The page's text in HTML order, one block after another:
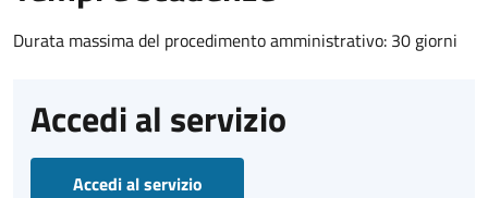
Durata massima del procedimento amministrativo: 30 giorni
Accedi al servizio
Accedi al servizio